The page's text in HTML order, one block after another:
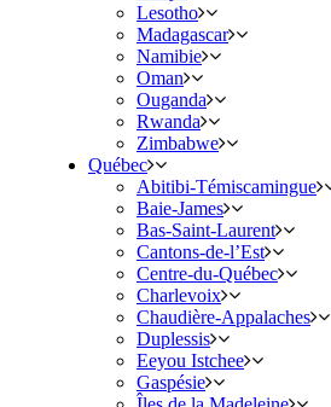
Lesotho
Madagascar
Namibie
Oman
Ouganda
Rwanda
Zimbabwe
Québec
Abitibi-Témiscamingue
Baie-James
Bas-Saint-Laurent
Cantons-de-l’Est
Centre-du-Québec
Charlevoix
Chaudière-Appalaches
Duplessis
Eeyou Istchee
Gaspésie